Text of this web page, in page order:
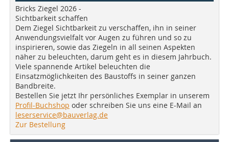
Bricks Ziegel 2026 -
Sichtbarkeit schaffen
Dem Ziegel Sichtbarkeit zu verschaffen, ihn in seiner
Anwendungsvielfalt vor Augen zu führen und so zu
inspirieren, sowie das Ziegeln in all seinen Aspekten
näher zu beleuchten, darum geht es in diesem Jahrbuch.
Viele spannende Artikel beleuchten die
Einsatzmöglichkeiten des Baustoffs in seiner ganzen
Bandbreite.
Bestellen Sie jetzt Ihr persönliches Exemplar in unserem
Profil-Buchshop oder schreiben Sie uns eine E-Mail an
leserservice@bauverlag.de
Zur Bestellung